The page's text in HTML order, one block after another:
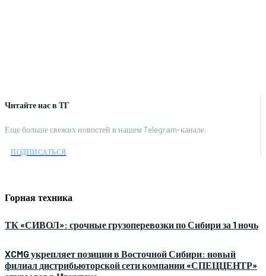
Читайте нас в ТГ
Еще больше свежих новостей в нашем Telegram-канале.
ПОДПИСАТЬСЯ
Горная техника
ТК «СИВОЛ»: срочные грузоперевозки по Сибири за 1 ночь
XCMG укрепляет позиции в Восточной Сибири: новый
филиал дистрибьюторской сети компании «СПЕЦЦЕНТР»